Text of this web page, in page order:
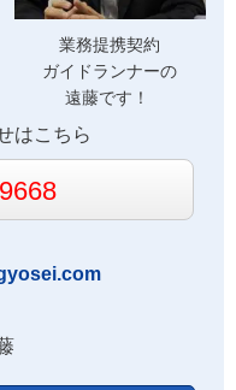
業務提携契約
ガイドランナーの
遠藤です！
はこちら